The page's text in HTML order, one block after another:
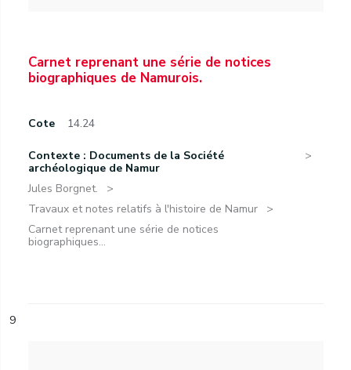
Carnet reprenant une série de notices
biographiques de Namurois.
Cote 14.24
Contexte : Documents de la Société
archéologique de Namur
Jules Borgnet.
Travaux et notes relatifs à l'histoire de Namur
Carnet reprenant une série de notices
biographiques...
9